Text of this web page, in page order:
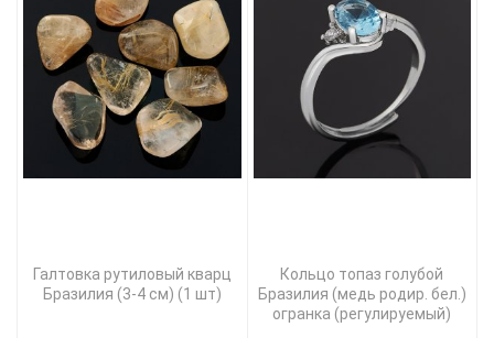
Галтовка рутиловый кварц
Бразилия (3-4 см) (1 шт)
Кольцо топаз голубой
Бразилия (медь родир. бел.)
огранка (регулируемый)